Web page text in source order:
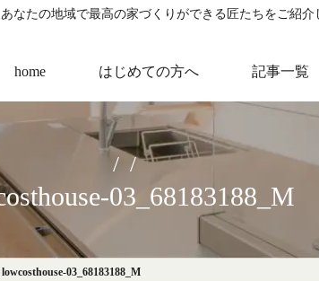
なたの地域で最高の家づくりができる匠たちをご
home はじめての方へ 記事一覧
03_68183188_M
lowcosthouse-03_68183188_M